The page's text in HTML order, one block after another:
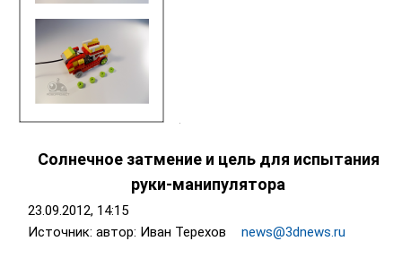
Солнечное затмение и цель для испытания
руки-манипулятора
23.09.2012, 14:15
Источник: автор: Иван Терехов
news@3dnews.ru